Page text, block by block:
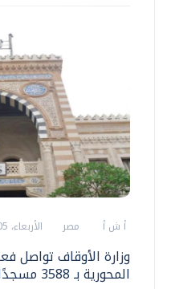
أ ش أ مصر الأربعاء، 05 اغسطس 2026 09:37 م
وزارة الأوقاف تواصل
المحورية بـ 3588 مسجدًا